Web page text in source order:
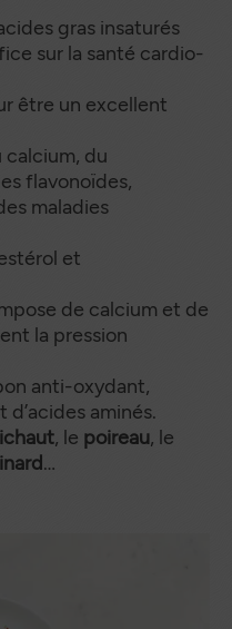
gras insaturés
sur la santé cardio-
être un excellent
du
flavonoïdes,
maladies
et
de calcium et de
la pression
anti-oxydant,
aminés.
, le poireau, le
…